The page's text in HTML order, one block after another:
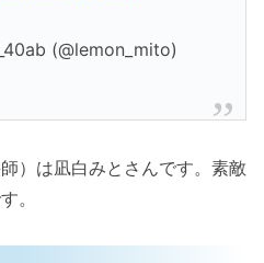
(@lemon_mito)
）は凪白みとさんです。素敵
。